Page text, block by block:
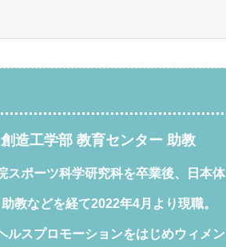
造工学部 教育センター 助教
スポーツ科学研究科を卒業後、日本体
教などを経て2022年4月より現職。
ルスプロモーションをはじめウィメン